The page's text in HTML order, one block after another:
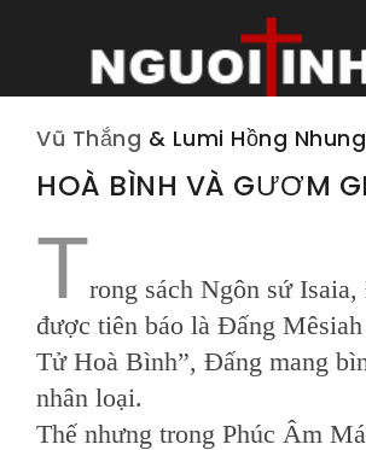
TRANG NHÀ
TRANG CHÍNH
TRANG HÀNG NGÀY
TRANG NGOÀI
Vũ Thắng & Lumi Hồng Nhung
HOÀ BÌNH VÀ GƯƠM
Trong sách Ngôn sứ
được tiên báo là Đấng
Tử Hoà Bình”, Đấng mang
nhân loại.
Thế nhưng trong Phúc Âm